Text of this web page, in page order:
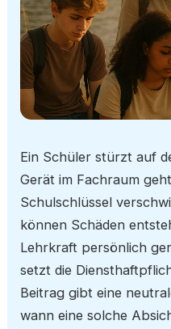
Ein Schüler stürzt auf
Gerät im Fachraum
Schulschlüssel
können Schäden
Lehrkraft persönlich
setzt die
Beitrag gibt eine
wann eine solche